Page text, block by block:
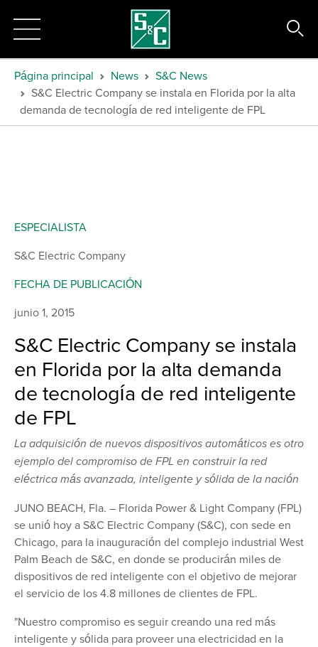
Página principal News
S&C News
S&C Electric Company se instala en Florida por la alta
demanda de tecnología de red inteligente de FPL
S&C Electric Company se instala
en Florida por la alta demanda
de tecnología de red inteligente
de FPL
La adquisición de nuevos dispositivos automáticos es otro
ejemplo del compromiso de FPL en construir la red
eléctrica más avanzada, inteligente y sólida de la nación
JUNO BEACH, Fla. – Florida Power & Light Company (FPL)
se unió hoy a S&C Electric Company (S&C), con sede en
Chicago, para la inauguración del complejo industrial West
Palm Beach de S&C, en donde se producirán miles de
dispositivos de red inteligente con el objetivo de mejorar
el servicio de los 4.8 millones de clientes de FPL.
"Nuestro compromiso es seguir creando una red más
inteligente y sólida para proveer una electricidad en la
ESPECIALISTA
S&C Electric Company
FECHA DE PUBLICACIÓN
junio 1, 2015